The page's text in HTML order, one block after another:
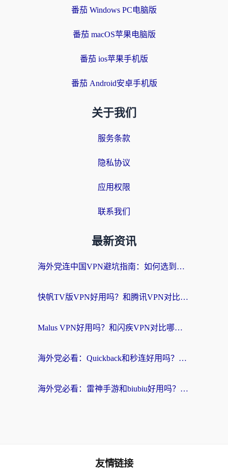
番茄 Windows PC电脑版
番茄 macOS苹果电脑版
番茄 ios苹果手机版
番茄 Android安卓手机版
关于我们
服务条款
隐私协议
应用权限
联系我们
最新资讯
海外党连中国VPN避坑指南：如何选到真正能无缝刷国内资源的加速器？
快帆TV版VPN好用吗？和腾讯VPN对比哪个回国效果更好？海外党必看的真实体验指南
Malus VPN好用吗？和闪疾VPN对比哪个回国效果更好？海外华人的实用避坑指南
海外党必看：Quickback和秒连好用吗？3步选对回国加速器，无缝刷国内资源
海外党必看：雷神手游和biubiu好用吗？3招选对回国加速器无缝刷国内资源
友情链接